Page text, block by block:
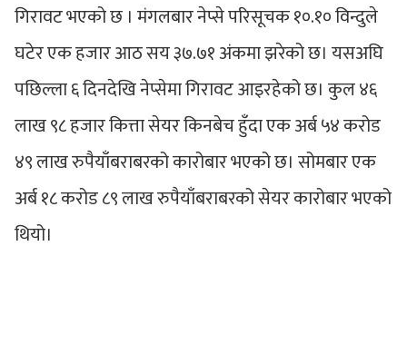
गिरावट भएको छ । मंगलबार नेप्से परिसूचक १०.१० विन्दुले
घटेर एक हजार आठ सय ३७.७१ अंकमा झरेको छ। यसअघि
पछिल्ला ६ दिनदेखि नेप्सेमा गिरावट आइरहेको छ। कुल ४६
लाख ९८ हजार कित्ता सेयर किनबेच हुँदा एक अर्ब ५४ करोड
४९ लाख रुपैयाँबराबरको कारोबार भएको छ। सोमबार एक
अर्ब १८ करोड ८९ लाख रुपैयाँबराबरको सेयर कारोबार भएको
थियो।